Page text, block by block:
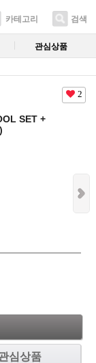
카테고리 검색
관심상품
2
SET +
심상품